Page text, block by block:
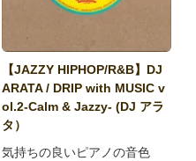
【JAZZY HIPHOP/R&B】DJ
ARATA / DRIP with MUSIC v
ol.2-Calm & Jazzy- (DJ アラ
タ）
気持ちの良いピアノの音色